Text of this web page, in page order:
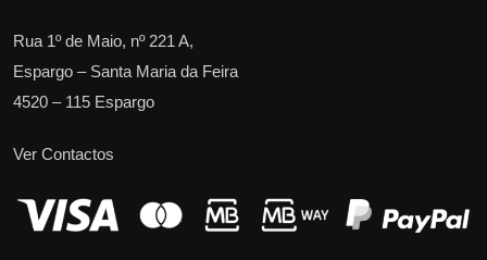
Rua 1º de Maio, nº 221 A,
Espargo – Santa Maria da Feira
4520 – 115 Espargo
Ver Contactos